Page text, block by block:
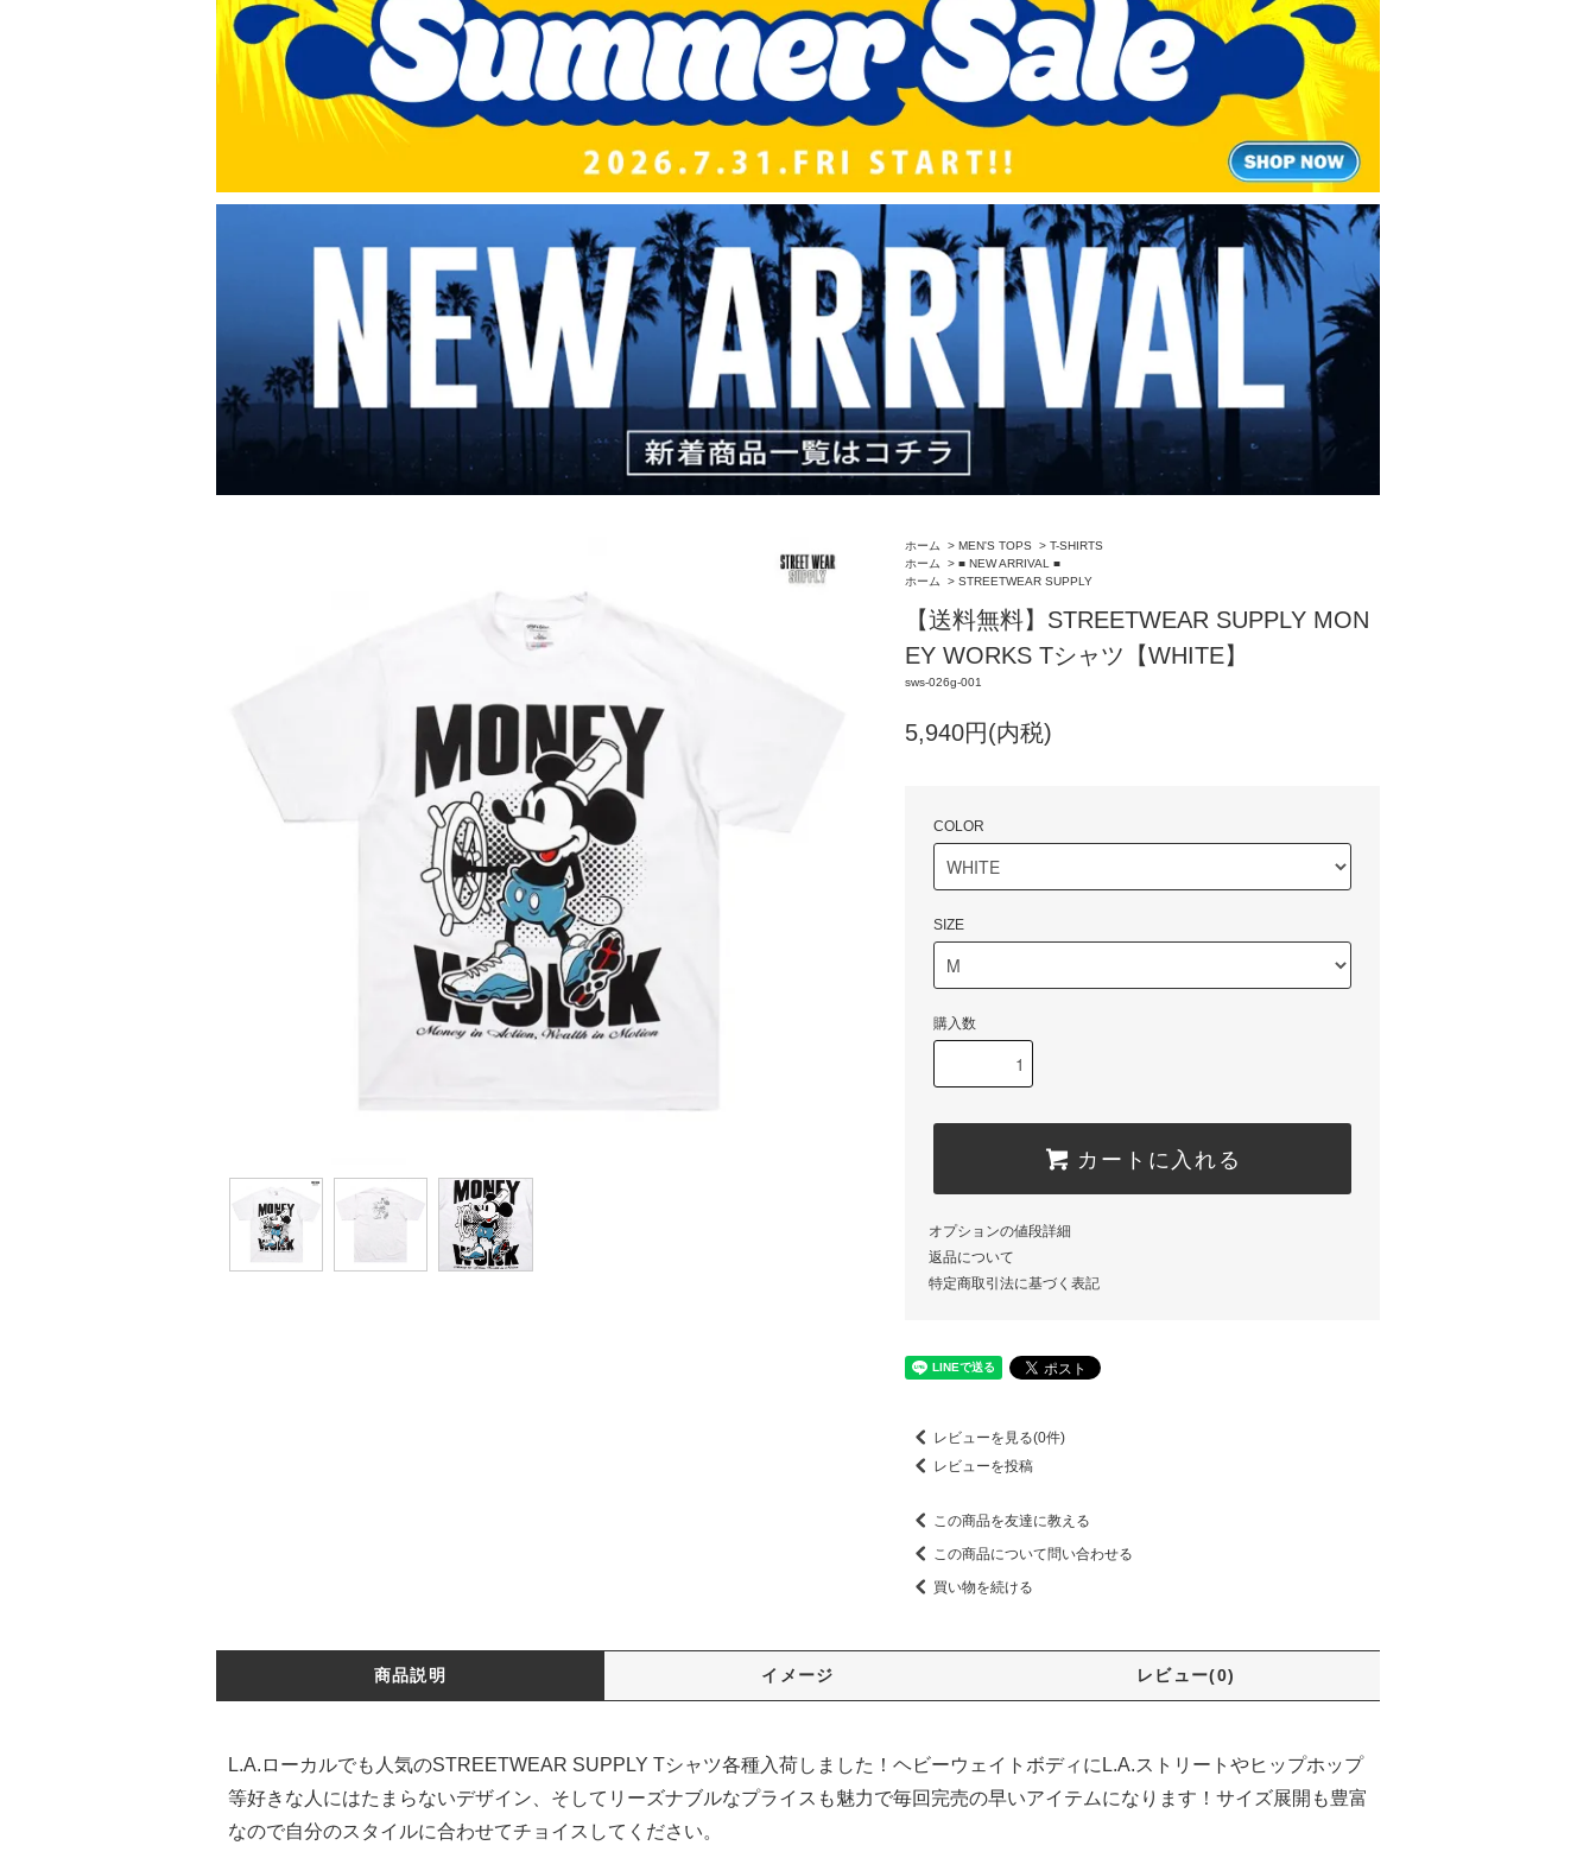
ホーム > MEN'S TOPS > T-SHIRTS
ホーム
> ■ NEW ARRIVAL ■
ホーム
> STREETWEAR SUPPLY
【送料無料】STREETWEAR SUPPLY MON
EY WORKS Tシャツ【WHITE】
sws-026g-001
5,940円(内税)
COLOR
SIZE
購入数
カートに入れる
オプションの値段詳細
返品について
特定商取引法に基づく表記
レビューを見る(0件)
レビューを投稿
この商品を友達に教える
この商品について問い合わせる
買い物を続ける
商品説明 イメージ レビュー(0)
L.A.ローカルでも人気のSTREETWEAR SUPPLY Tシャツ各種入荷しました！ヘビーウェイトボディにL.A.ストリートやヒップホップ
等好きな人にはたまらないデザイン、そしてリーズナブルなプライスも魅力で毎回完売の早いアイテムになります！サイズ展開も豊富
なので自分のスタイルに合わせてチョイスしてください。